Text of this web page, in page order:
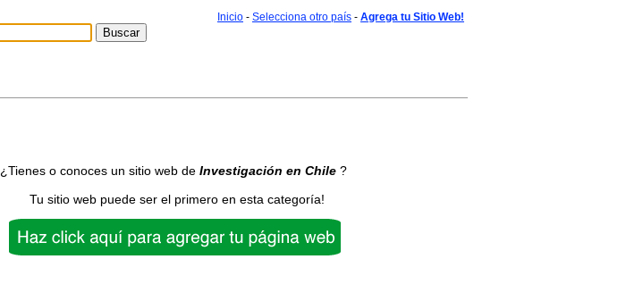
Inicio - Selecciona otro país - Agrega tu Sitio Web!
¿Tienes o conoces un sitio web de Investigación en Chile?
Tu sitio web puede ser el primero en esta categoría!